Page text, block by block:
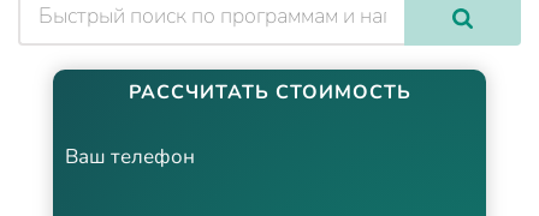
РАССЧИТАТЬ СТОИМОСТЬ
Ваш телефон